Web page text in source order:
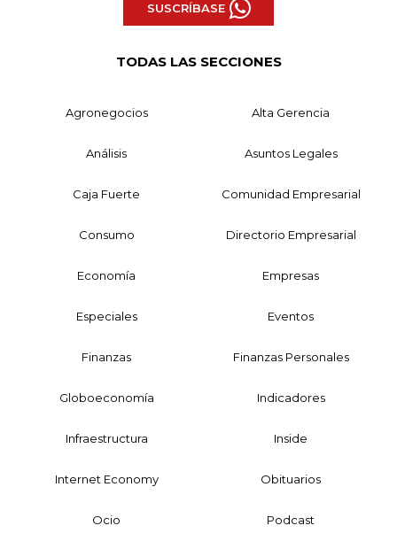
SUSCRÍBASE
TODAS LAS SECCIONES
Agronegocios Alta Gerencia
Análisis Asuntos Legales
Caja Fuerte Comunidad Empresarial
Consumo Directorio Empresarial
Economía Empresas
Especiales Eventos
Finanzas Finanzas Personales
Globoeconomía Indicadores
Infraestructura Inside
Internet Economy Obituarios
Ocio Podcast